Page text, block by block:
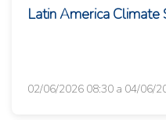
Latin America
02/06/2026 08:30 a 04/06/